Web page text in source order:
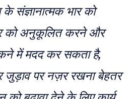
संज्ञानात्मक भार को
को अनुकूलित करने और
में मदद कर सकता है,
जुड़ाव पर नज़र रखना बेहतर